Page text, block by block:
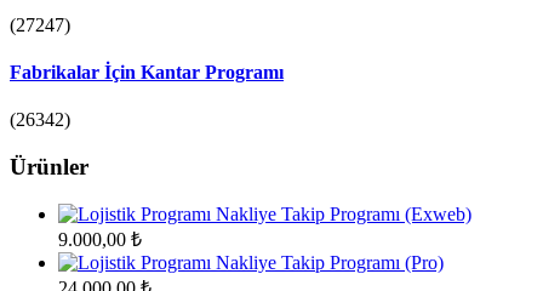
(27247)
Fabrikalar İçin Kantar Programı
(26342)
Ürünler
Nakliye Takip Programı (Exweb)
9.000,00 ₺
Nakliye Takip Programı (Pro)